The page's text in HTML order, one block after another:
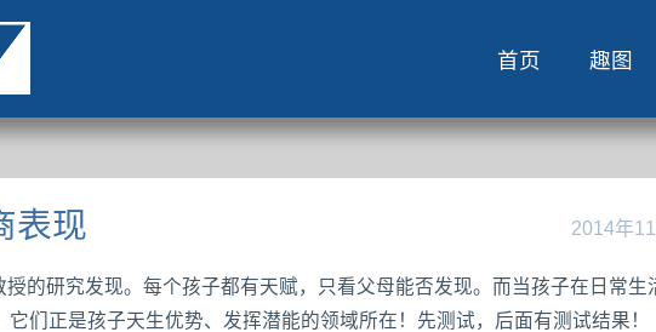
首页 趣图
2014年
表现
授的研究发现。每个孩子都有天赋，只看父母能否发现。而当孩子在日常生
们正是孩子天生优势、发挥潜能的领域所在！先测试，后面有测试结果！